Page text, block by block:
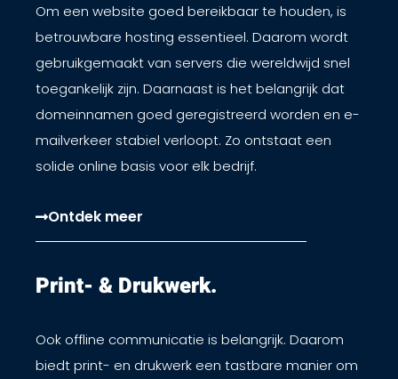
Om een website goed bereikbaar te houden, is
betrouwbare hosting essentieel. Daarom wordt
gebruikgemaakt van servers die wereldwijd snel
toegankelijk zijn. Daarnaast is het belangrijk dat
domeinnamen goed geregistreerd worden en e-
mailverkeer stabiel verloopt. Zo ontstaat een
solide online basis voor elk bedrijf.
Ontdek meer
Print- & Drukwerk.​
Ook offline communicatie is belangrijk. Daarom
biedt print- en drukwerk een tastbare manier om